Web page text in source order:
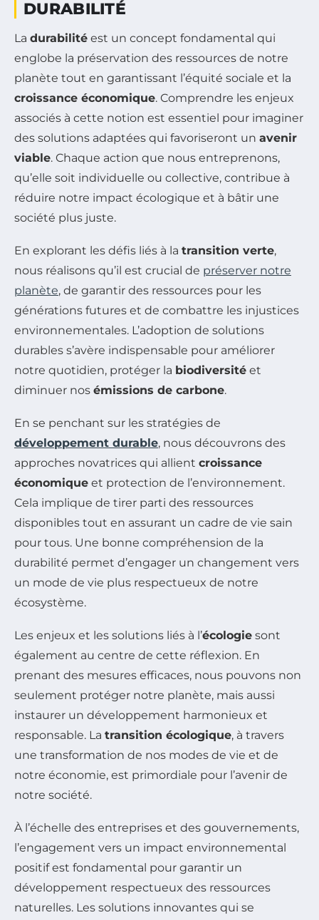
DURABILITÉ
La durabilité est un concept fondamental qui
englobe la préservation des ressources de notre
planète tout en garantissant l’équité sociale et la
croissance économique. Comprendre les enjeux
associés à cette notion est essentiel pour imaginer
des solutions adaptées qui favoriseront un avenir
viable. Chaque action que nous entreprenons,
qu’elle soit individuelle ou collective, contribue à
réduire notre impact écologique et à bâtir une
société plus juste.
En explorant les défis liés à la transition verte,
nous réalisons qu’il est crucial de préserver notre
planète, de garantir des ressources pour les
générations futures et de combattre les injustices
environnementales. L’adoption de solutions
durables s’avère indispensable pour améliorer
notre quotidien, protéger la biodiversité et
diminuer nos émissions de carbone.
En se penchant sur les stratégies de
développement durable, nous découvrons des
approches novatrices qui allient croissance
économique et protection de l’environnement.
Cela implique de tirer parti des ressources
disponibles tout en assurant un cadre de vie sain
pour tous. Une bonne compréhension de la
durabilité permet d’engager un changement vers
un mode de vie plus respectueux de notre
écosystème.
Les enjeux et les solutions liés à l’écologie sont
également au centre de cette réflexion. En
prenant des mesures efficaces, nous pouvons non
seulement protéger notre planète, mais aussi
instaurer un développement harmonieux et
responsable. La transition écologique, à travers
une transformation de nos modes de vie et de
notre économie, est primordiale pour l’avenir de
notre société.
À l’échelle des entreprises et des gouvernements,
l’engagement vers un impact environnemental
positif est fondamental pour garantir un
développement respectueux des ressources
naturelles. Les solutions innovantes qui se